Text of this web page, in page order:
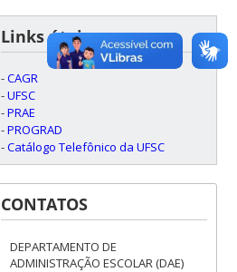
Links úteis
-CAGR
-UFSC
-PRAE
-PROGRAD
-Catálogo Telefônico da UFSC
CONTATOS
DEPARTAMENTO DE
ADMINISTRAÇÃO ESCOLAR (DAE)